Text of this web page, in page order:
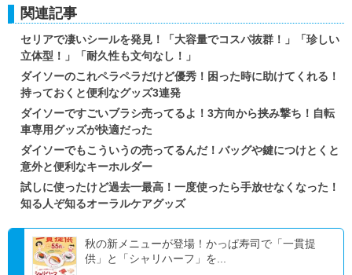
関連記事
セリアで凄いシールを発見！「大容量でコスパ抜群！」「珍しい
立体型！」「耐久性も文句なし！」
ダイソーのこれペラペラだけど優秀！困った時に助けてくれる！
持っておくと便利なグッズ3連発
ダイソーですごいブラシ売ってるよ！3方向から挟み撃ち！自転
車専用グッズが快適だった
ダイソーでもこういうの売ってるんだ！バッグや鍵につけとくと
意外と便利なキーホルダー
試しに使ったけど過去一最高！一度使ったら手放せなくなった！
知る人ぞ知るオーラルケアグッズ
秋の新メニューが登場！かっぱ寿司で「一貫提
供」と「シャリハーフ」を...